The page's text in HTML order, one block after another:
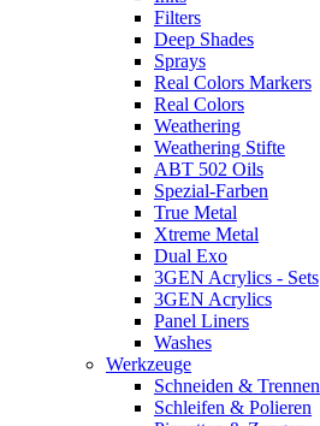
Filters
Deep Shades
Sprays
Real Colors Markers
Real Colors
Weathering
Weathering Stifte
ABT 502 Oils
Spezial-Farben
True Metal
Xtreme Metal
Dual Exo
3GEN Acrylics - Sets
3GEN Acrylics
Panel Liners
Washes
Werkzeuge
Schneiden & Trennen
Schleifen & Polieren